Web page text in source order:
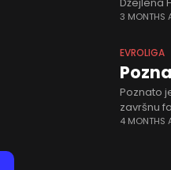
mnogih,
3 MONTHS
EVROLIGA
Poznato
završnu
vrati na
4 MONTHS